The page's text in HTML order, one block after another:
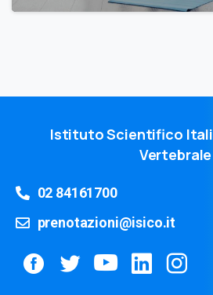
Istituto Scientifico
Vertebrale
02 84161700
prenotazioni@isico.it